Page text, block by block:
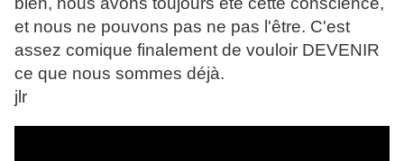
et nous ne pouvons pas ne pas l'être. C'est
assez comique finalement de vouloir DEVENIR
ce que nous sommes déjà.
jlr